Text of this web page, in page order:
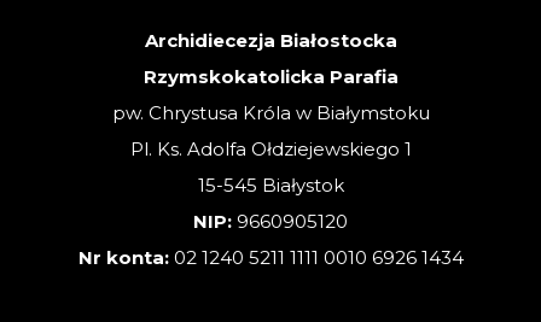
Archidiecezja Białostocka
Rzymskokatolicka Parafia
pw. Chrystusa Króla w Białymstoku
Pl. Ks. Adolfa Ołdziejewskiego 1
15-545 Białystok
NIP: 9660905120
Nr konta: 02 1240 5211 1111 0010 6926 1434